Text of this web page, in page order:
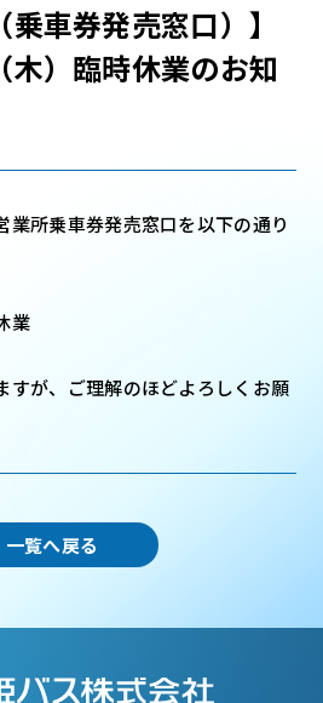
乗車券発売窓口）】
）臨時休業のお知
業所乗車券発売窓口を以下の通り
業
すが、ご理解のほどよろしくお願
一覧へ戻る